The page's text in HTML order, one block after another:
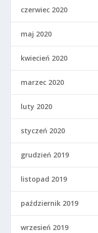
czerwiec 2020
maj 2020
kwiecień 2020
marzec 2020
luty 2020
styczeń 2020
grudzień 2019
listopad 2019
październik 2019
wrzesień 2019